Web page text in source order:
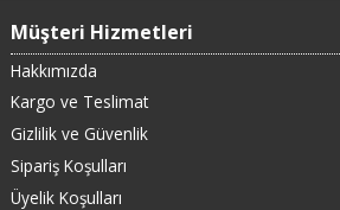
Müşteri Hizmetleri
Hakkımızda
Kargo ve Teslimat
Gizlilik ve Güvenlik
Sipariş Koşulları
Üyelik Koşulları